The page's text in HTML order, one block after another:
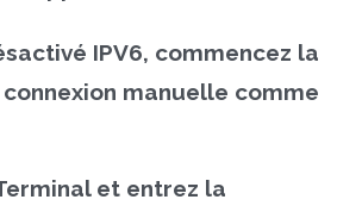
IPV6, commencez la
manuelle comme
et entrez la